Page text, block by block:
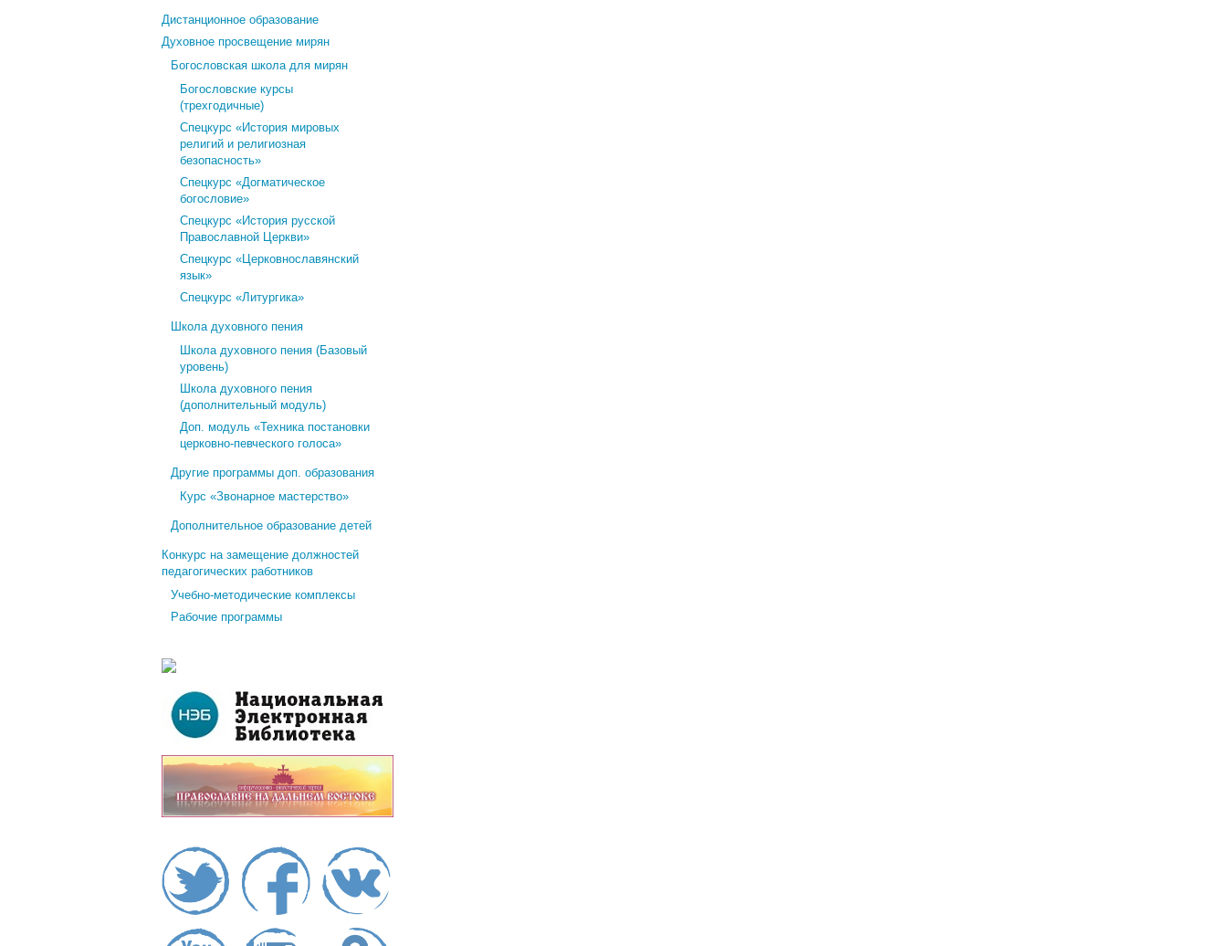
Дистанционное образование
Духовное просвещение мирян
Богословская школа для мирян
Богословские курсы
(трехгодичные)
Спецкурс «История мировых
религий и религиозная
безопасность»
Спецкурс «Догматическое
богословие»
Спецкурс «История русской
Православной Церкви»
Спецкурс «Церковнославянский
язык»
Спецкурс «Литургика»
Школа духовного пения
Школа духовного пения (Базовый
уровень)
Школа духовного пения
(дополнительный модуль)
Доп. модуль «Техника постановки
церковно-певческого голоса»
Другие программы доп. образования
Курс «Звонарное мастерство»
Дополнительное образование детей
Конкурс на замещение должностей
педагогических работников
Учебно-методические комплексы
Рабочие программы